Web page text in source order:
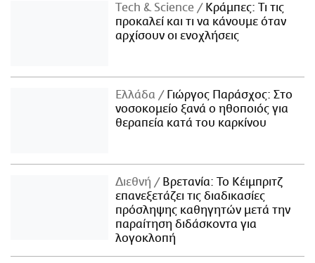
Τech & Science
Κράμπες: Τι τις
προκαλεί και τι να κάνουμε όταν
αρχίσουν οι ενοχλήσεις
Ελλάδα
Γιώργος Παράσχος: Στο
νοσοκομείο ξανά ο ηθοποιός για
θεραπεία κατά του καρκίνου
Διεθνή
Βρετανία: Το Κέιμπριτζ
επανεξετάζει τις διαδικασίες
πρόσληψης καθηγητών μετά την
παραίτηση διδάσκοντα για
λογοκλοπή